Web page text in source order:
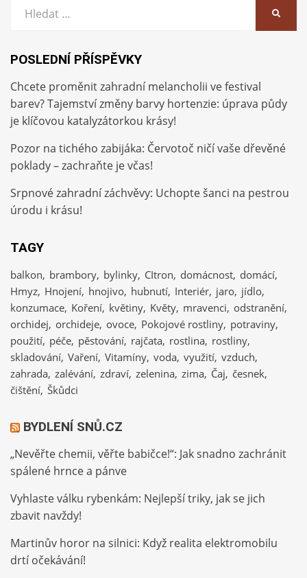
POSLEDNÍ PŘÍSPĚVKY
Chcete proměnit zahradní melancholii ve festival
barev? Tajemství změny barvy hortenzie: úprava půdy
je klíčovou katalyzátorkou krásy!
Pozor na tichého zabijáka: Červotoč ničí vaše dřevěné
poklady – zachraňte je včas!
Srpnové zahradní záchvěvy: Uchopte šanci na pestrou
úrodu i krásu!
TAGY
balkon brambory bylinky CItron domácnost domácí
Hmyz Hnojení hnojivo hubnutí Interiér jaro jídlo
konzumace Koření květiny Květy mravenci odstranění
orchidej orchideje ovoce Pokojové rostliny potraviny
použití péče pěstování rajčata rostlina rostliny
skladování Vaření Vitamíny voda využití vzduch
zahrada zalévání zdraví zelenina zima Čaj česnek
čištění Škůdci
BYDLENÍ SNŮ.CZ
„Nevěřte chemii, věřte babičce!“: Jak snadno zachránit
spálené hrnce a pánve
Vyhlaste válku rybenkám: Nejlepší triky, jak se jich
zbavit navždy!
Martinův horor na silnici: Když realita elektromobilu
drtí očekávání!